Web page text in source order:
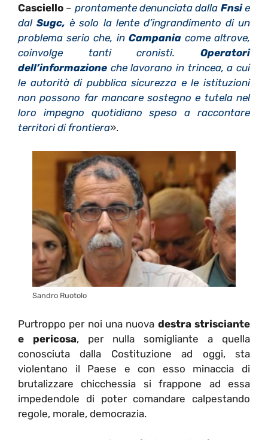
Casciello – prontamente denunciata dalla Fnsie
dalSugc, è solo la lente d’ingrandimento di un
problema serio che, in Campaniacome altrove,
coinvolge tanti cronisti. Operatori
dell’informazione che lavorano in trincea, a cui
le autorità di pubblica sicurezza e le istituzioni
non possono far mancare sostegno e tutela nel
loro impegno quotidiano speso a raccontare
territori di frontiera».
Sandro Ruotolo
Purtroppo per noi una nuova destra strisciante
e pericosa, per nulla somigliante a quella
conosciuta dalla Costituzione ad oggi, sta
violentano il Paese e con esso minaccia di
brutalizzare chicchessia si frappone ad essa
impedendole di poter comandare calpestando
regole, morale, democrazia.